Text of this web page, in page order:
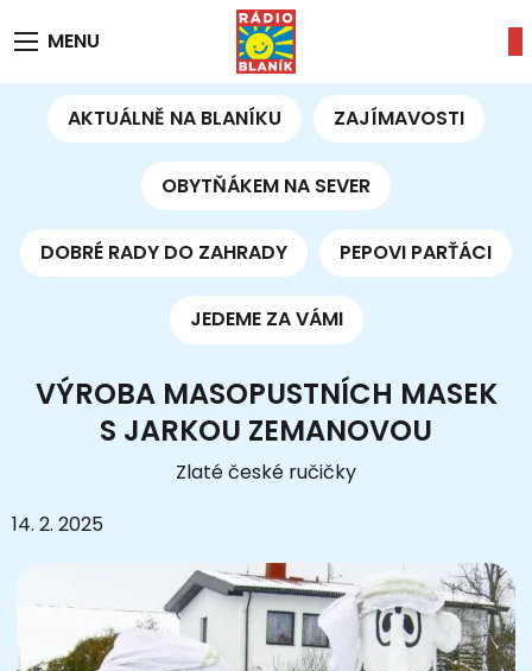
MENU
AKTUÁLNĚ NA BLANÍKU ZAJÍMAVOSTI
OBYTŇÁKEM NA SEVER
DOBRÉ RADY DO ZAHRADY PEPOVI PARŤÁCI
JEDEME ZA VÁMI
VÝROBA MASOPUSTNÍCH MASEK
S JARKOU ZEMANOVOU
Zlaté české ručičky
14. 2. 2025